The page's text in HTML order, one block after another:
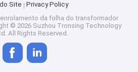
Site
Privacy Policy
da folha do transformador
© 2026 Suzhou Tronsing Technology
All Rights Reserved.